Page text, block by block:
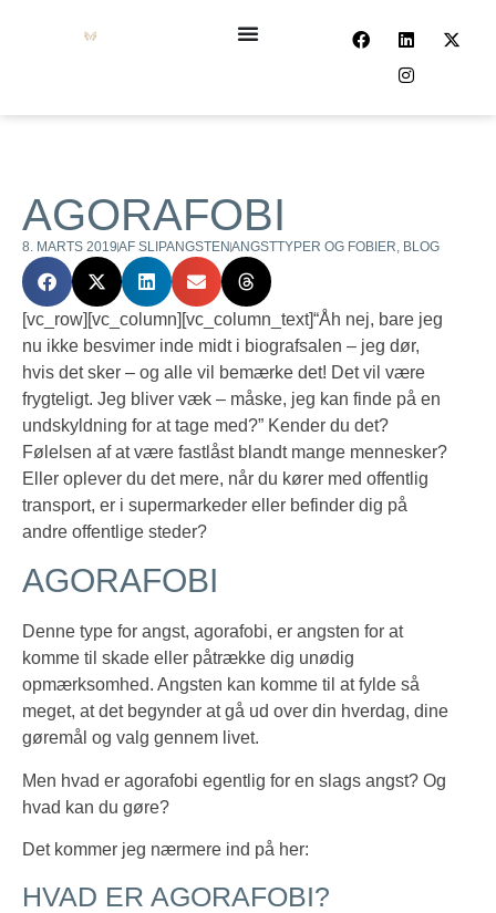
AGORAFOBI
8. MARTS 2019AF SLIPANGSTEN ANGSTTYPER OG FOBIER, BLOG
[vc_row][vc_column][vc_column_text]“Åh nej, bare jeg
nu ikke besvimer inde midt i biografsalen – jeg dør,
hvis det sker – og alle vil bemærke det! Det vil være
frygteligt. Jeg bliver væk – måske, jeg kan finde på en
undskyldning for at tage med?” Kender du det?
Følelsen af at være fastlåst blandt mange mennesker?
Eller oplever du det mere, når du kører med offentlig
transport, er i supermarkeder eller befinder dig på
andre offentlige steder?
AGORAFOBI
Denne type for angst, agorafobi, er angsten for at
komme til skade eller påtrække dig unødig
opmærksomhed. Angsten kan komme til at fylde så
meget, at det begynder at gå ud over din hverdag, dine
gøremål og valg gennem livet.
Men hvad er agorafobi egentlig for en slags angst? Og
hvad kan du gøre?
Det kommer jeg nærmere ind på her:
HVAD ER AGORAFOBI?